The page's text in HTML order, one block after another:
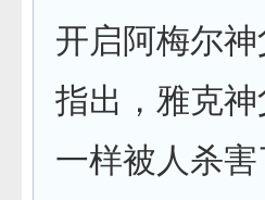
开启阿梅尔
指出，雅克
一样被人杀